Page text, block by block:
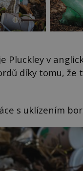
Pluckley v
díky tomu, že
s uklízením